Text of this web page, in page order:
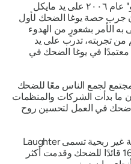
بدأ مشروع "الضحك في سان دييغو" عام ٢٠٠٦ على يد مايكل
جرب حصة يوغا الضحك لأول
به الأمر بشعورٍ من الهدوء
من تجربته، تدرب على يد
معتمدًا في يوغا الضحك في
لجمع الناس معًا للضحك
بدأت الشركات والمنظمات
ضحك في العمل لتحسين روح
في عام 2011، أسس مايكل منظمة غير ربحية تسمى Laughter
Matters قامت بتدريب أكثر من 160 قائدًا للضحك وقدمت أكثر